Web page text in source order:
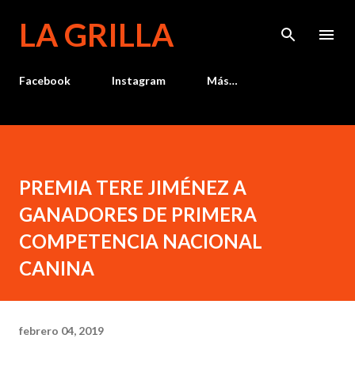
LA GRILLA
Facebook Instagram Más…
PREMIA TERE JIMÉNEZ A
GANADORES DE PRIMERA
COMPETENCIA NACIONAL
CANINA
febrero 04, 2019